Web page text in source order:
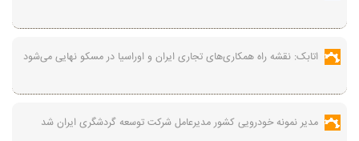
اتابک: نقشه راه همکاری‌های تجاری ایران و اوراسیا در مسکو نهایی می‌شود
مدیر نمونه خودرویی کشور مدیرعامل شرکت توسعه گردشگری ایران شد